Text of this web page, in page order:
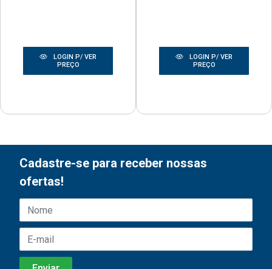
LOGIN P/ VER
PREÇO
LOGIN P/ VER
PREÇO
Cadastre-se para receber nossas
ofertas!